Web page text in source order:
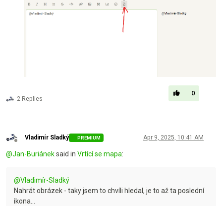
2 Replies
0
Vladimír Sladký PREMIUM Apr 9, 2025, 10:41 AM
@Jan-Buriáneksaid in Vrtící se mapa:
@Vladimír-Sladký
Nahrát obrázek - taky jsem to chvíli hledal, je to až ta poslední
ikona...